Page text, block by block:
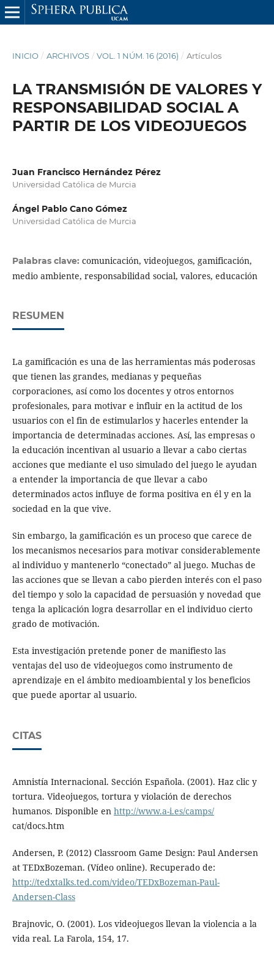
INICIO / ARCHIVOS / VOL. 1 NÚM. 16 (2016) / Artículos
LA TRANSMISIÓN DE VALORES Y
RESPONSABILIDAD SOCIAL A
PARTIR DE LOS VIDEOJUEGOS
Juan Francisco Hernández Pérez
Universidad Católica de Murcia
Ángel Pablo Cano Gómez
Universidad Católica de Murcia
Palabras clave: comunicación, videojuegos, gamificación,
medio ambiente, responsabilidad social, valores, educación
RESUMEN
La gamificación es una de las herramientas más poderosas
que tienen las grandes, medianas y pequeñas
corporaciones, así como los docentes y otros entornos
profesionales, para motivar e influir en la actitud de los
usuarios con el fin de estimularlos y hacerles entender la
importancia de determinadas acciones. Así, las empresas o
la educación incentivan al usuario a llevar a cabo ciertas
acciones que mediante el uso simulado del juego le ayudan
a entender la importancia de que llevar a cabo
determinados actos influye de forma positiva en él y en la
sociedad en la que vive.
Sin embargo, la gamificación es un proceso que carece de
los mecanismos necesarios para motivar considerablemente
al individuo y mantenerlo “conectado” al juego. Muchas de
las acciones que se llevan a cabo pierden interés con el paso
del tiempo y solo la capacidad de persuasión y novedad que
tenga la aplicación logra desarrollar en el individuo cierto
grado de motivación.
Esta investigación pretende poner de manifiesto las
ventajas del uso de videojuegos como instrumento de
aprendizaje en el ámbito medioambiental y los beneficios
que puede aportar al usuario.
CITAS
Amnistía Internacional. Sección Española. (2001). Haz clic y
tortura. Videojuegos, tortura y violación de derechos
humanos. Disponible en http://www.a-i.es/camps/
cat/docs.htm
Andersen, P. (2012) Classroom Game Design: Paul Andersen
at TEDxBozeman. (Vídeo online). Recuperado de:
http://tedxtalks.ted.com/video/TEDxBozeman-Paul-
Andersen-Class
Brajnovic, O. (2001). Los videojuegos llevan la violencia a la
vida real. La Farola, 154, 17.